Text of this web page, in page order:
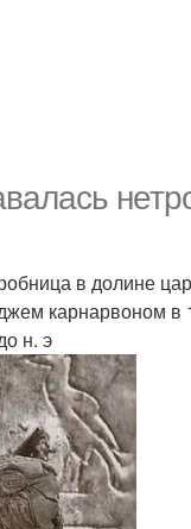
в долине
карнарвоном в
н. э